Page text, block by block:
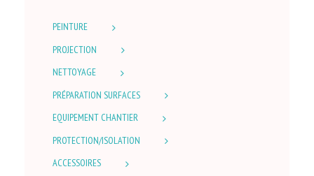
PEINTURE
PROJECTION
NETTOYAGE
PRÉPARATION SURFACES
EQUIPEMENT CHANTIER
PROTECTION/ISOLATION
ACCESSOIRES